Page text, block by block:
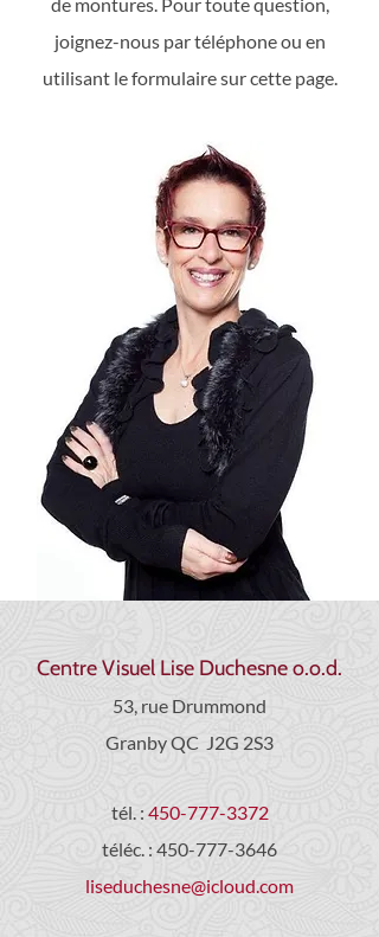
joignez-nous par téléphone ou en
utilisant le formulaire sur cette page.
Centre Visuel Lise Duchesne o.o.d.
53, rue Drummond
Granby QC J2G 2S3
tél. : 450-777-3372
téléc. : 450-777-3646
liseduchesne@icloud.com